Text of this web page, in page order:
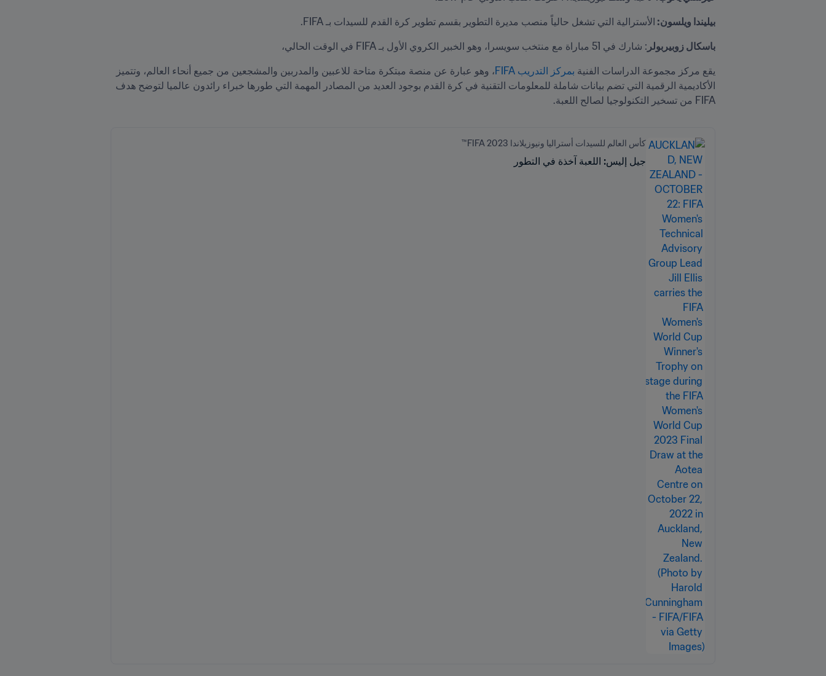
بيليندا ويلسون: الأسترالية التي تشغل حالياً منصب مديرة التطوير بقسم تطوير كرة القدم للسيدات بـ FIFA.
باسكال زوبيربولر : شارك في 51 مباراة مع منتخب سويسرا، وهو الخبير الكروي الأول بـ FIFA في الوقت الحالي،
يقع مركز مجموعة الدراسات الفنية بمركز التدريب FIFA
FIFA من تسخير التكنولوجيا لصالح اللعبة.
كأس العالم للسيدات أستراليا ونيوزيلاندا 2023 FIFA™
جيل إليس: اللعبة آخذة في التطور